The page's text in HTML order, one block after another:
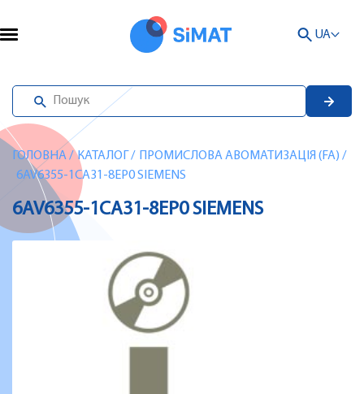
UA
ГОЛОВНА/ КАТАЛОГ / ПРОМИСЛОВА АВОМАТИЗАЦІЯ (FA) /
6AV6355-1CA31-8EP0 SIEMENS
6AV6355-1CA31-8EP0 SIEMENS